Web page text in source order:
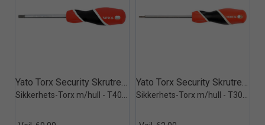
Quick View+ Yato Torx Security Skrutrekker Quick View+ Yato Torx Security Skrutrekker